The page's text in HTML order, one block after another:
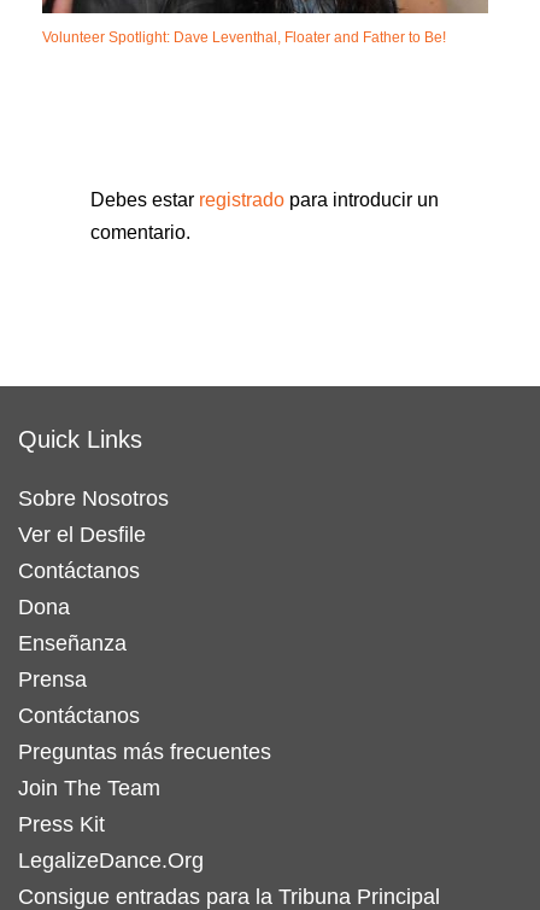
Volunteer Spotlight: Dave Leventhal, Floater and Father to Be!
Debes estar registrado para introducir un
comentario.
Quick Links
Sobre Nosotros
Ver el Desfile
Contáctanos
Dona
Enseñanza
Prensa
Contáctanos
Preguntas más frecuentes
Join The Team
Press Kit
LegalizeDance.Org
Consigue entradas para la Tribuna Principal